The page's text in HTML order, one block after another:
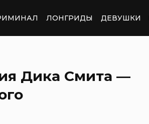
ЛОНГРИДЫ ДЕВУШКИ
Дика Смита —